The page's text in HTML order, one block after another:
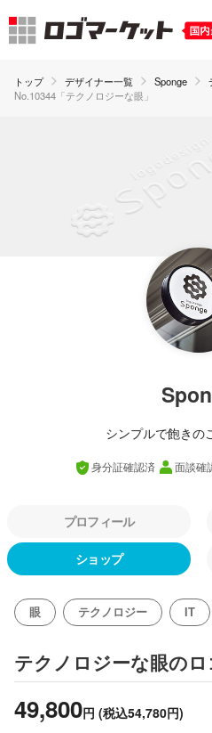
トップ デザイナー一覧 Sponge
No.10344「テクノロジーな眼」
シンプルで飽きの
身分証確認済 面談確
プロフィール
ショップ
眼 テクノロジー IT
テクノロジーな眼の
49,800円 (税込54,780円)